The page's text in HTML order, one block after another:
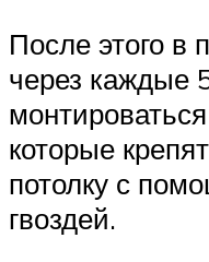
После этого
через каждые
которые
потолку с
гвоздей.